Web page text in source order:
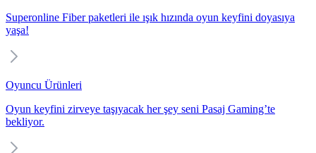
Superonline Fiber paketleri ile ışık hızında oyun keyfini doyasıya
yaşa!
Oyuncu Ürünleri
Oyun keyfini zirveye taşıyacak her şey seni Pasaj Gaming’te
bekliyor.